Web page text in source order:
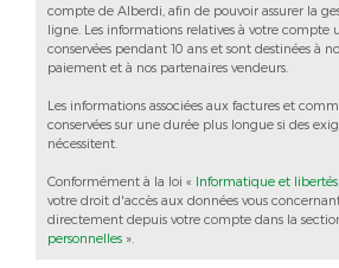
compte de Alberdi, afin de pouvoir assurer la
ligne. Les informations relatives à votre compte
conservées pendant 10 ans et sont destinées à
paiement et à nos partenaires vendeurs.
Les informations associées aux factures et
conservées sur une durée plus longue si des
nécessitent.
Conformément à la loi « Informatique et libertés
votre droit d'accès aux données vous
directement depuis votre compte dans la
personnelles ».